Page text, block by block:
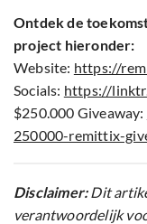
Ontdek de
project hieronder:
Website: https://
Socials: https://
$250.000 Giveaway:
250000-remittix-
Disclaimer:Dit
verantwoordelijk